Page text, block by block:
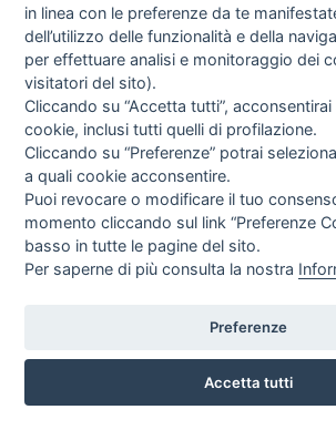
GIMA
in linea con le preferenze da te
dell’utilizzo delle funzionalità e della
per effettuare analisi e monitoraggio dei
visitatori del sito).
Cliccando su “Accetta tutti”, acconsentirai
cookie, inclusi tutti quelli di profilazione.
Cliccando su “Preferenze” potrai
a quali cookie acconsentire.
Puoi revocare o modificare il tuo
momento cliccando sul link “Preferenze
basso in tutte le pagine del sito.
Per saperne di più consulta la nostra
Preferenze
Accetta tutti